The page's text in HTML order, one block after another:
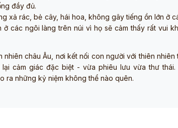
đầy đủ.
xả rác, bẻ cây, hái hoa, không gây tiếng ồn lớn ở
các ngôi làng trên núi vì họ sẽ cảm thấy rất vui
châu Âu, nơi kết nối con người với thiên
cảm giác đặc biệt - vừa phiêu lưu vừa thư thái.
ra những kỷ niệm không thể nào quên.